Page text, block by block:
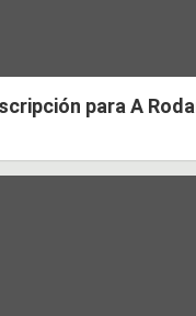
para A